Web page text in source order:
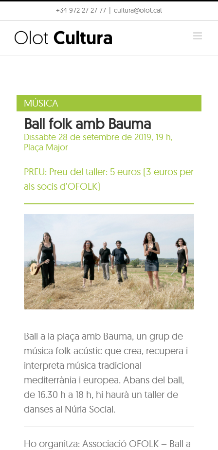
to
content
+34 972 27 27 77 cultura@olot.cat
MÚSICA
Ball folk amb Bauma
Dissabte 28 de setembre de 2019, 19 h,
Plaça Major
PREU: Preu del taller: 5 euros (3 euros per
als socis d’OFOLK)
Ball a la plaça amb Bauma, un grup de
música folk acústic que crea, recupera i
interpreta música tradicional
mediterrània i europea. Abans del ball,
de 16.30 h a 18 h, hi haurà un taller de
danses al Núria Social.
Ho organitza: Associació OFOLK – Ball a